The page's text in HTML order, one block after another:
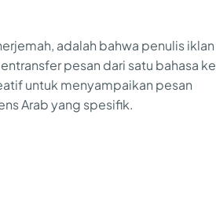
adalah bahwa penulis iklan
pesan dari satu bahasa ke
untuk menyampaikan pesan
Arab yang spesifik.